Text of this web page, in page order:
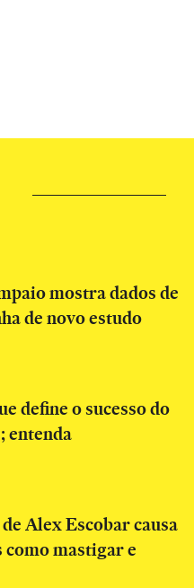
mostra dados de
de novo estudo
define o sucesso do
entenda
Alex Escobar causa
mastigar e